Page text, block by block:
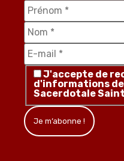
J'accepte de
d'informations
Sacerdotale